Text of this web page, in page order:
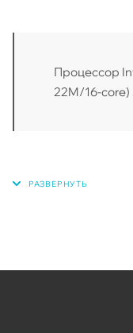
Процессор
22M/16-core)